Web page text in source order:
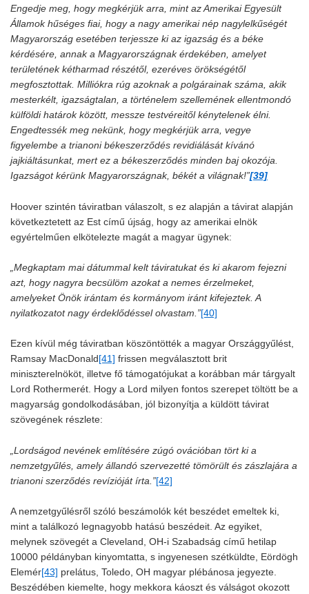
Engedje meg, hogy megkérjük arra, mint az Amerikai Egyesült
Államok hűséges fiai, hogy a nagy amerikai nép nagylelkűségét
Magyarország esetében terjessze ki az igazság és a béke
kérdésére, annak a Magyarországnak érdekében, amelyet
területének kétharmad részétől, ezeréves örökségétől
megfosztottak. Milliókra rúg azoknak a polgárainak száma, akik
mesterkélt, igazságtalan, a történelem szellemének ellentmondó
külföldi határok között, messze testvéreitől kénytelenek élni.
Engedtessék meg nekünk, hogy megkérjük arra, vegye
figyelembe a trianoni békeszerződés revidiálását kívánó
jajkiáltásunkat, mert ez a békeszerződés minden baj okozója.
Igazságot kérünk Magyarországnak, békét a világnak!”[39]
Hoover szintén táviratban válaszolt, s ez alapján a távirat alapján
következtetett az Est című újság, hogy az amerikai elnök
egyértelműen elkötelezte magát a magyar ügynek:
„Megkaptam mai dátummal kelt táviratukat és ki akarom fejezni
azt, hogy nagyra becsülöm azokat a nemes érzelmeket,
amelyeket Önök irántam és kormányom iránt kifejeztek. A
nyilatkozatot nagy érdeklődéssel olvastam.”[40]
Ezen kívül még táviratban köszöntötték a magyar Országgyűlést,
Ramsay MacDonald[41] frissen megválasztott brit
miniszterelnököt, illetve fő támogatójukat a korábban már tárgyalt
Lord Rothermerét. Hogy a Lord milyen fontos szerepet töltött be a
magyarság gondolkodásában, jól bizonyítja a küldött távirat
szövegének részlete:
„Lordságod nevének említésére zúgó ovációban tört ki a
nemzetgyűlés, amely állandó szervezetté tömörült és zászlajára a
trianoni szerződés revízióját írta.”[42]
A nemzetgyűlésről szóló beszámolók két beszédet emeltek ki,
mint a találkozó legnagyobb hatású beszédeit. Az egyiket,
melynek szövegét a Cleveland, OH-i Szabadság című hetilap
10000 példányban kinyomtatta, s ingyenesen szétküldte, Eördögh
Elemér[43] prelátus, Toledo, OH magyar plébánosa jegyezte.
Beszédében kiemelte, hogy mekkora káoszt és válságot okozott